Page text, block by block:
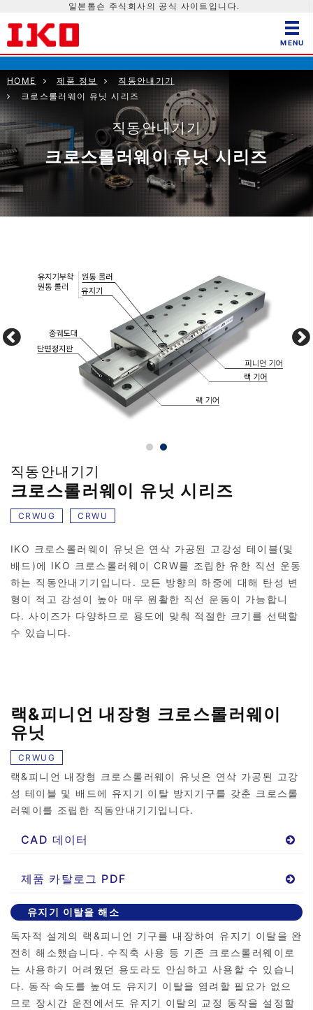
일본톰슨 주식회사의 공식 사이트입니다.
HOME 제품 정보
직동안내기기
크로스롤러웨이 유닛 시리즈
직동안내기기
크로스롤러웨이 유닛 시리즈
직동안내기기
크로스롤러웨이 유닛 시리즈
CRWUG CRWU
IKO 크로스롤러웨이 유닛은 연삭 가공된 고강성 테이블(및
배드)에 IKO 크로스롤러웨이 CRW를 조립한 유한 직선 운동
하는 직동안내기기입니다. 모든 방향의 하중에 대해 탄성 변
형이 적고 강성이 높아 매우 원활한 직선 운동이 가능합니
다. 사이즈가 다양하므로 용도에 맞춰 적절한 크기를 선택할
수 있습니다.
랙&피니언 내장형 크로스롤러웨이
유닛
CRWUG
랙&피니언 내장형 크로스롤러웨이 유닛은 연삭 가공된 고강
성 테이블 및 배드에 유지기 이탈 방지기구를 갖춘 크로스롤
러웨이를 조립한 직동안내기기입니다.
CAD 데이터
제품 카탈로그 PDF
유지기 이탈을 해소
독자적 설계의 랙&피니언 기구를 내장하여 유지기 이탈을 완
전히 해소했습니다. 수직축 사용 등 기존 크로스롤러웨이로
는 사용하기 어려웠던 용도라도 안심하고 사용할 수 있습니
다. 동작 속도를 높여도 유지기 이탈을 염려할 필요가 없으
므로 장시간 운전에서도 유지기 이탈의 교정 동작을 설정할